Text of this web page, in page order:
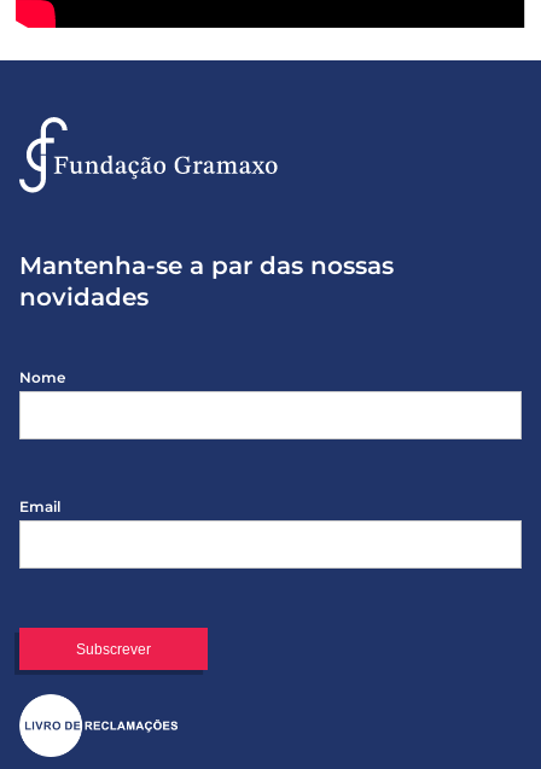
Mantenha-se a par das nossas
novidades
Nome
Email